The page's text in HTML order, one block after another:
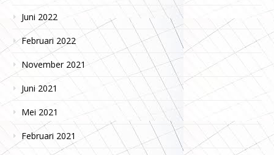
Juni 2022
Februari 2022
November 2021
Juni 2021
Mei 2021
Februari 2021